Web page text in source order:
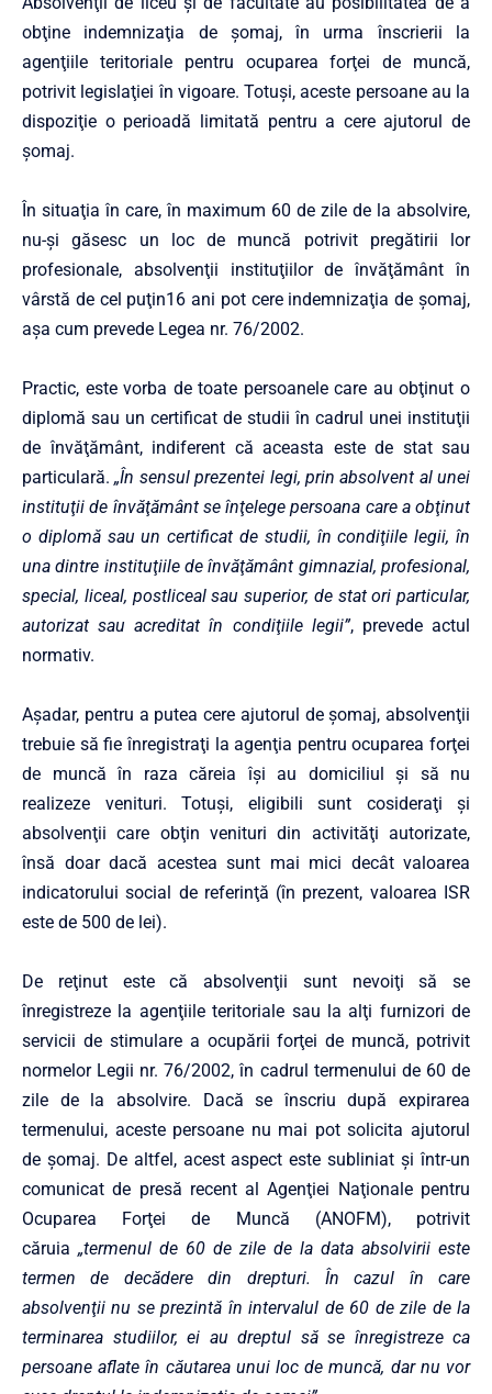
obţine indemnizaţia de şomaj, în urma înscrierii la
agenţiile teritoriale pentru ocuparea forţei de muncă,
potrivit legislaţiei în vigoare. Totuşi, aceste persoane au la
dispoziţie o perioadă limitată pentru a cere ajutorul de
şomaj.
În situaţia în care, în maximum 60 de zile de la absolvire,
nu-şi găsesc un loc de muncă potrivit pregătirii lor
profesionale, absolvenţii instituţiilor de învăţământ în
vârstă de cel puţin16 ani pot cere indemnizaţia de şomaj,
aşa cum prevede Legea nr. 76/2002.
Practic, este vorba de toate persoanele care au obţinut o
diplomă sau un certificat de studii în cadrul unei instituţii
de învăţământ, indiferent că aceasta este de stat sau
particulară.„În sensul prezentei legi, prin absolvent al unei
instituţii de învăţământ se înţelege persoana care a obţinut
o diplomă sau un certificat de studii, în condiţiile legii, în
una dintre instituţiile de învăţământ gimnazial, profesional,
special, liceal, postliceal sau superior, de stat ori particular,
autorizat sau acreditat în condiţiile legii”, prevede actul
normativ.
Aşadar, pentru a putea cere ajutorul de şomaj, absolvenţii
trebuie să fie înregistraţi la agenţia pentru ocuparea forţei
de muncă în raza căreia îşi au domiciliul şi să nu
realizeze venituri. Totuşi, eligibili sunt cosideraţi şi
absolvenţii care obţin venituri din activităţi autorizate,
însă doar dacă acestea sunt mai mici decât valoarea
indicatorului social de referinţă (în prezent, valoarea ISR
este de 500 de lei).
De reţinut este că absolvenţii sunt nevoiţi să se
înregistreze la agenţiile teritoriale sau la alţi furnizori de
servicii de stimulare a ocupării forţei de muncă, potrivit
normelor Legii nr. 76/2002, în cadrul termenului de 60 de
zile de la absolvire. Dacă se înscriu după expirarea
termenului, aceste persoane nu mai pot solicita ajutorul
de şomaj. De altfel, acest aspect este subliniat şi într-un
comunicat de presă recent al Agenţiei Naţionale pentru
Ocuparea Forţei de Muncă (ANOFM), potrivit
căruia „termenul de 60 de zile de la data absolvirii este
termen de decădere din drepturi. În cazul în care
absolvenţii nu se prezintă în intervalul de 60 de zile de la
terminarea studiilor, ei au dreptul să se înregistreze ca
persoane aflate în căutarea unui loc de muncă, dar nu vor